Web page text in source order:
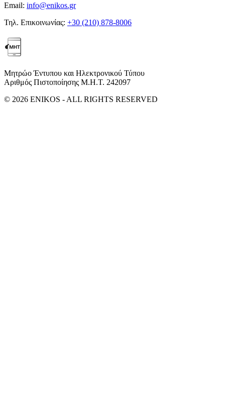
Email: info@enikos.gr
Τηλ. Επικοινωνίας: +30 (210) 878-8006
Μητρώο Έντυπου και Ηλεκτρονικού Τύπου
Αριθμός Πιστοποίησης Μ.Η.Τ. 242097
© 2026 ENIKOS - ALL RIGHTS RESERVED